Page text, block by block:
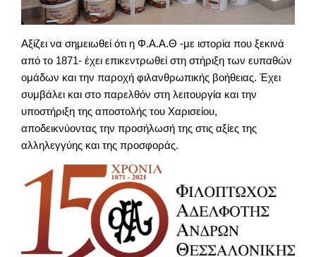
Αξίζει να σημειωθεί ότι η Φ.Α.Α.Θ -με ιστορία που ξεκινά
από το 1871- έχει επικεντρωθεί στη στήριξη των ευπαθών
ομάδων και την παροχή φιλανθρωπικής βοήθειας. Έχει
συμβάλει και στο παρελθόν στη λειτουργία και την
υποστήριξη της αποστολής του Χαρισείου,
αποδεικνύοντας την προσήλωσή της στις αξίες της
αλληλεγγύης και της προσφοράς.